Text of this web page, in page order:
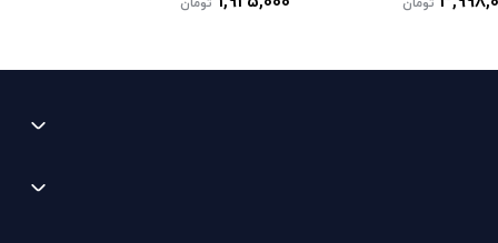
تومان تومان